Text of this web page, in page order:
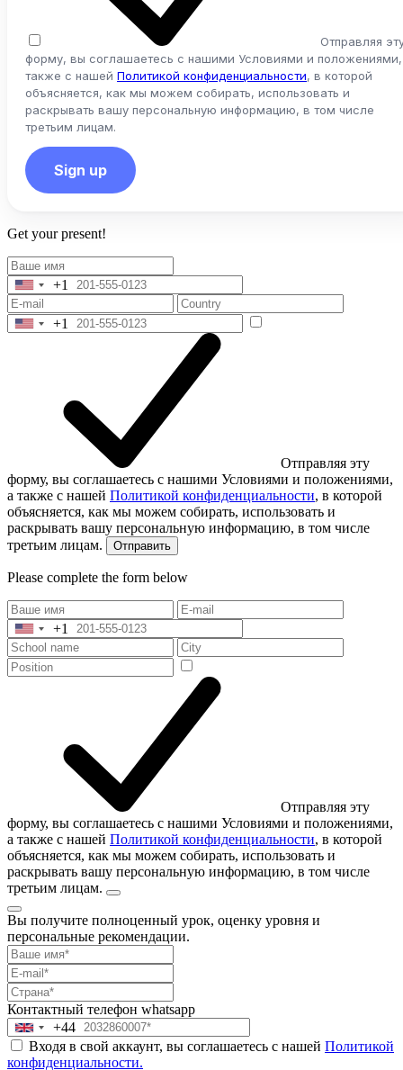
Отправляя
форму, вы соглашаетесь с нашими Условиями и
также с нашей Политикой конфиденциальности, в которой
объясняется, как мы можем собирать, использовать и
раскрывать вашу персональную информацию, в том числе
третьим лицам.
Sign up
Get your present!
United
States
+1
+1
United
+1
Отправляя эту
форму, вы соглашаетесь с нашими Условиями и положениями,
а также с нашей Политикой конфиденциальности, в которой
объясняется, как мы можем собирать, использовать и
раскрывать вашу персональную информацию, в том числе
третьим лицам.
Отправить
Please complete the form below
United
States
+1
+1
Отправляя эту
форму, вы соглашаетесь с нашими Условиями и положениями,
а также с нашей Политикой конфиденциальности, в которой
объясняется, как мы можем собирать, использовать и
раскрывать вашу персональную информацию, в том числе
третьим лицам.
Вы получите полноценный урок, оценку уровня и
персональные рекомендации.
Контактный телефон whatsapp
United
Kingdom
+44
+44
Входя в свой аккаунт, вы соглашаетесь с нашей Политикой
конфиденциальности.